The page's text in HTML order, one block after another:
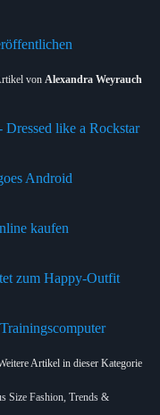
von Alexandra Weyrauch
like a Rockstar
Android
kaufen
zum Happy-Outfit
Artikel in dieser Kategorie
Size Fashion, Trends &